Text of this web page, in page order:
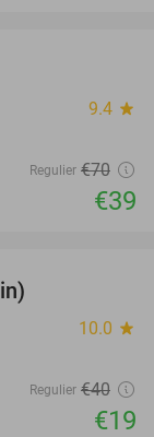
9.4 star
Regulier €70
€39
10.0 star
Regulier €40
€19